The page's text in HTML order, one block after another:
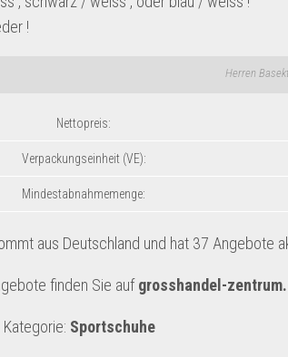
!
Herren
Nettopreis:
Verpackungseinheit (VE):
Mindestabnahmemenge:
aus Deutschland und hat 37 Angebote
finden Sie aufgrosshandel-
Sportschuhe